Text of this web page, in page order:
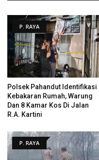
P. RAYA
Polsek Pahandut Identifikasi
Kebakaran Rumah, Warung
Dan 8 Kamar Kos Di Jalan
R.A. Kartini
P. RAYA